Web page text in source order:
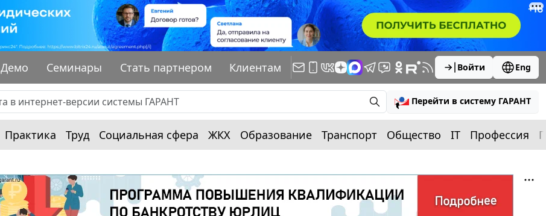
Демо Семинары Стать партнером Клиентам Войти Eng
Перейти в систему ГАРАНТ
Практика Труд Социальная сфера ЖКХ Образование Транспорт Общество IT Профессия